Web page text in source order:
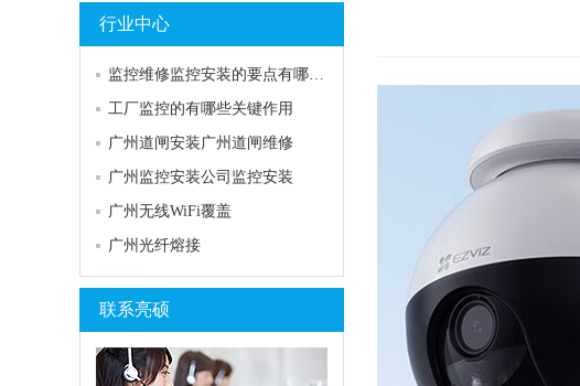
行业中心
监控维修监控安装的要点有哪些注意事情怎样做好室内外监控管理
工厂监控的有哪些关键作用
广州道闸安装广州道闸维修
广州监控安装公司监控安装
广州无线WiFi覆盖
广州光纤熔接
联系亮硕